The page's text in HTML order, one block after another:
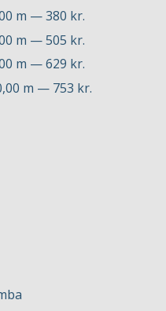
m — 380 kr.
m — 505 kr.
m — 629 kr.
m — 753 kr.